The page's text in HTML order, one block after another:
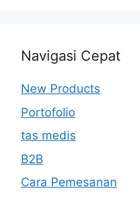
Navigasi Cepat
New Products
Portofolio
tas medis
B2B
Cara Pemesanan